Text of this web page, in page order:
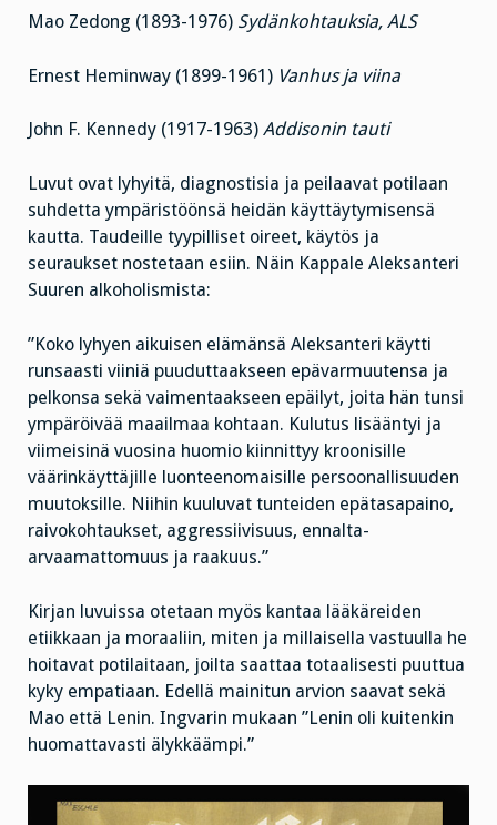
Mao Zedong (1893-1976) Sydänkohtauksia, ALS
Ernest Heminway (1899-1961) Vanhus ja viina
John F. Kennedy (1917-1963) Addisonin tauti
Luvut ovat lyhyitä, diagnostisia ja peilaavat potilaan
suhdetta ympäristöönsä heidän käyttäytymisensä
kautta. Taudeille tyypilliset oireet, käytös ja
seuraukset nostetaan esiin. Näin Kappale Aleksanteri
Suuren alkoholismista:
”Koko lyhyen aikuisen elämänsä Aleksanteri käytti
runsaasti viiniä puuduttaakseen epävarmuutensa ja
pelkonsa sekä vaimentaakseen epäilyt, joita hän tunsi
ympäröivää maailmaa kohtaan. Kulutus lisääntyi ja
viimeisinä vuosina huomio kiinnittyy kroonisille
väärinkäyttäjille luonteenomaisille persoonallisuuden
muutoksille. Niihin kuuluvat tunteiden epätasapaino,
raivokohtaukset, aggressiivisuus, ennalta-
arvaamattomuus ja raakuus.”
Kirjan luvuissa otetaan myös kantaa lääkäreiden
etiikkaan ja moraaliin, miten ja millaisella vastuulla he
hoitavat potilaitaan, joilta saattaa totaalisesti puuttua
kyky empatiaan. Edellä mainitun arvion saavat sekä
Mao että Lenin. Ingvarin mukaan ”Lenin oli kuitenkin
huomattavasti älykkäämpi.”